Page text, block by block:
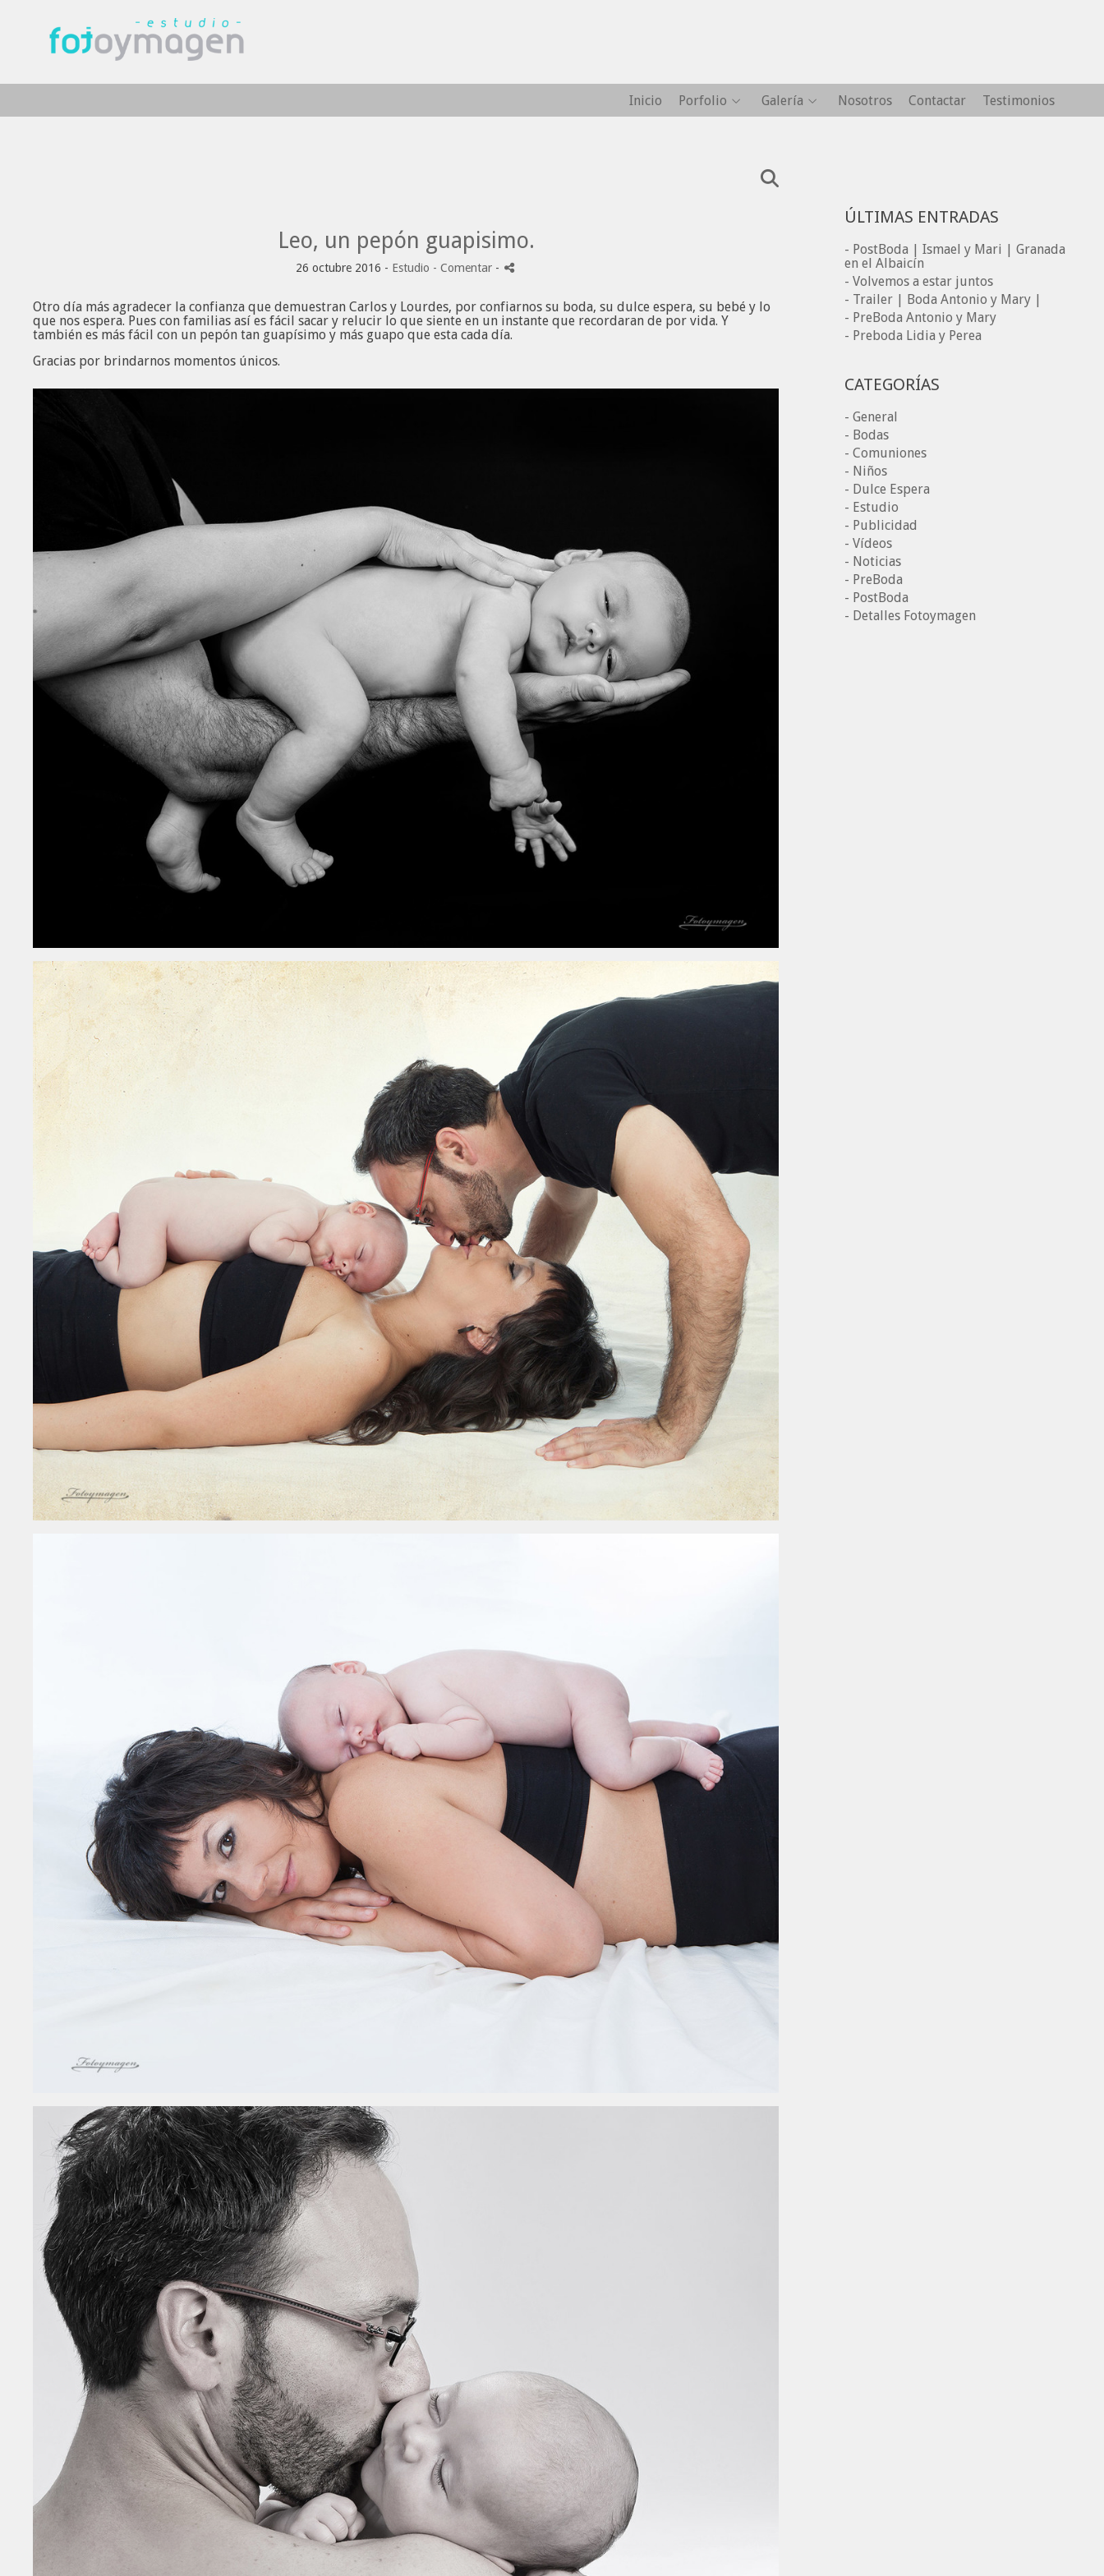
Inicio Porfolio Galería Nosotros Contactar Testimonios
Leo, un pepón guapisimo.
26 octubre 2016 - Estudio - Comentar -
Otro día más agradecer la confianza que demuestran Carlos y Lourdes, por confiarnos su boda, su dulce espera, su bebé y lo
que nos espera. Pues con familias así es fácil sacar y relucir lo que siente en un instante que recordaran de por vida. Y
también es más fácil con un pepón tan guapísimo y más guapo que esta cada día.
Gracias por brindarnos momentos únicos.
ÚLTIMAS ENTRADAS
- PostBoda | Ismael y Mari | Granada
en el Albaicín
- Volvemos a estar juntos
- Trailer | Boda Antonio y Mary |
- PreBoda Antonio y Mary
- Preboda Lidia y Perea
CATEGORÍAS
- General
- Bodas
- Comuniones
- Niños
- Dulce Espera
- Estudio
- Publicidad
- Vídeos
- Noticias
- PreBoda
- PostBoda
- Detalles Fotoymagen